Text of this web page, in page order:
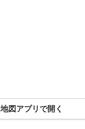
地図アプリで開く